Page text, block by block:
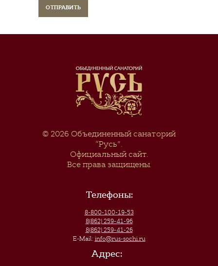
© 2026 Объединенный санаторий
“Русь”.
Официальный сайт.
Все права защищены.
Телефоны:
8-800-100-19-53
8(862) 259-41-96
8(862) 259-41-26
E-Mail: info@rus-sochi.ru
Адрес: